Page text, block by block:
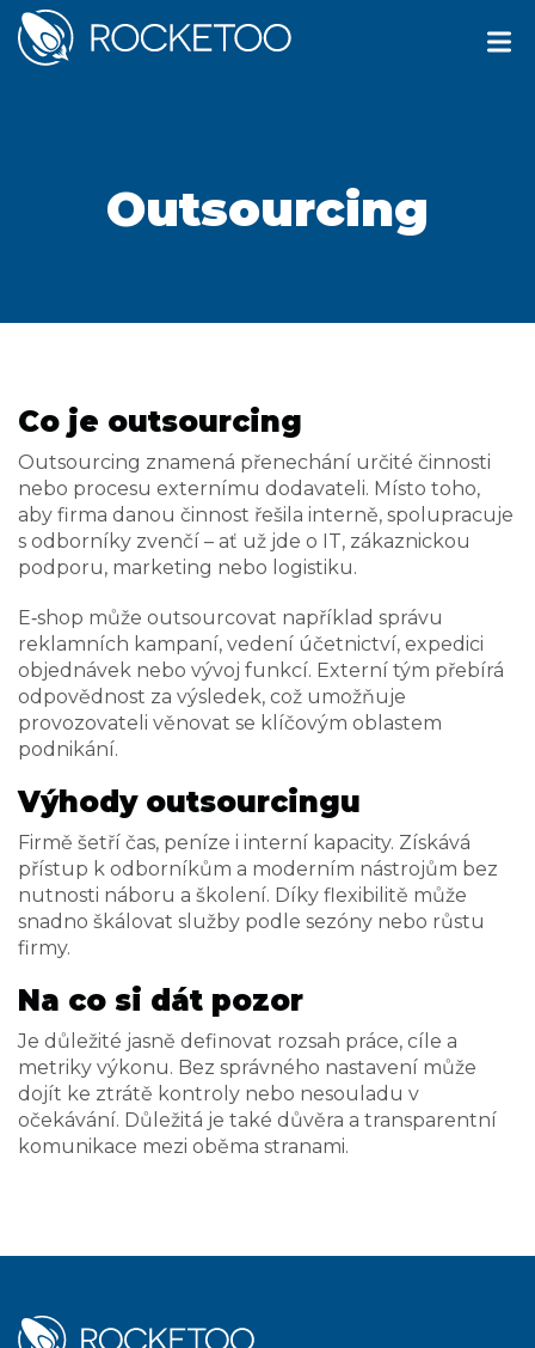
Outsourcing
Co je outsourcing
Outsourcing znamená přenechání určité činnosti
nebo procesu externímu dodavateli. Místo toho,
aby firma danou činnost řešila interně, spolupracuje
s odborníky zvenčí – ať už jde o IT, zákaznickou
podporu, marketing nebo logistiku.
E‑shop může outsourcovat například správu
reklamních kampaní, vedení účetnictví, expedici
objednávek nebo vývoj funkcí. Externí tým přebírá
odpovědnost za výsledek, což umožňuje
provozovateli věnovat se klíčovým oblastem
podnikání.
Výhody outsourcingu
Firmě šetří čas, peníze i interní kapacity. Získává
přístup k odborníkům a moderním nástrojům bez
nutnosti náboru a školení. Díky flexibilitě může
snadno škálovat služby podle sezóny nebo růstu
firmy.
Na co si dát pozor
Je důležité jasně definovat rozsah práce, cíle a
metriky výkonu. Bez správného nastavení může
dojít ke ztrátě kontroly nebo nesouladu v
očekávání. Důležitá je také důvěra a transparentní
komunikace mezi oběma stranami.